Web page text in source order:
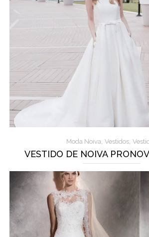
Moda Noiva, Vestidos,
VESTIDO DE NOIVA